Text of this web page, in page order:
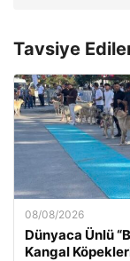
Tavsiye
08/08/2026
Dünyaca Ünlü
Kangal